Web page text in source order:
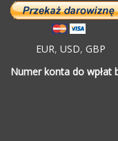
EUR, USD, GBP
Numer konta do wpłat